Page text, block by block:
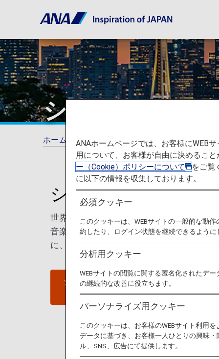
シアトル
ホーム 旅の計画とご予約 就航都市 シ
シアトルを知ろう
世界屈指のアートギャラリー、新奇なグ
音楽シーンがあるシアトルは、アメリカ
に、あらゆる旅行者を楽しませてくれる
シアトルへのフライトを探す
ANAホームページでは、お客様にWEB
用について、お客様が自由に決めるこ
ー（Cookie）ポリシーについて
をご覧
に以下の情報を収集しております。
必須クッキー
このクッキーは、WEBサイトの一般的な動
約したり、ログイン状態を継続できるように
分析用クッキー
WEBサイトの閲覧に関する匿名化されたデ
の継続的な改善に役立ちます。
パーソナライズ用クッキー
このクッキーは、お客様のWEBサイト利用
データに基づき、お客様一人ひとりの興味
ル、SNS、広告にて提供します。